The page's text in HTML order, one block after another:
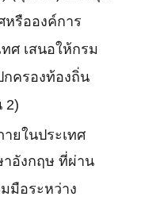
หรือองค์การ
ทศ เสนอให้กรม
กครองท้องถิ่น
2)
ยในประเทศ
อังกฤษ ที่ผ่าน
มือระหว่าง